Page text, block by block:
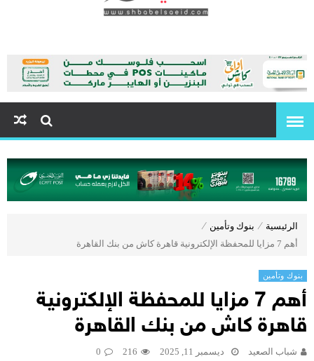
شباب الصعيد
الرئيسية ⁄ بنوك وتأمين ⁄
أهم 7 مزايا للمحفظة الإلكترونية قاهرة كاش من بنك القاهرة
بنوك وتأمين
أهم 7 مزايا للمحفظة الإلكترونية
قاهرة كاش من بنك القاهرة
شباب الصعيد ديسمبر 11, 2025 216
0